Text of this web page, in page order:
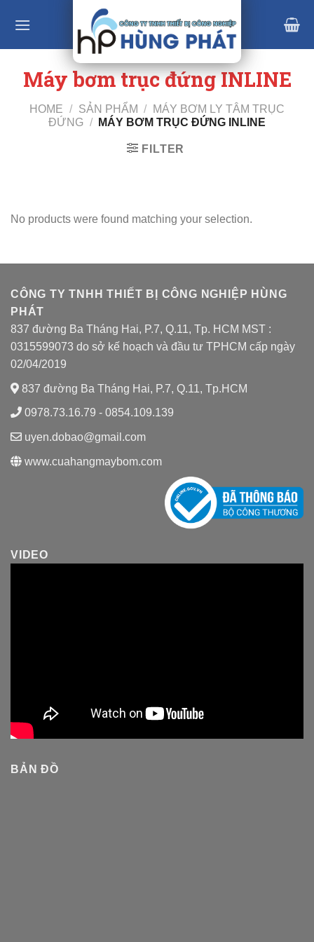
Máy bơm trục đứng INLINE
HOME / SẢN PHẨM /
MÁY BƠM LY TÂM TRỤC
ĐỨNG / MÁY BƠM TRỤC ĐỨNG INLINE
FILTER
No products were found matching your selection.
CÔNG TY TNHH THIẾT BỊ CÔNG NGHIỆP HÙNG
PHÁT
837 đường Ba Tháng Hai, P.7, Q.11, Tp. HCM MST :
0315599073 do sở kế hoạch và đầu tư TPHCM cấp ngày
02/04/2019
837 đường Ba Tháng Hai, P.7, Q.11, Tp.HCM
0978.73.16.79 - 0854.109.139
uyen.dobao@gmail.com
www.cuahangmaybom.com
VIDEO
BẢN ĐỒ